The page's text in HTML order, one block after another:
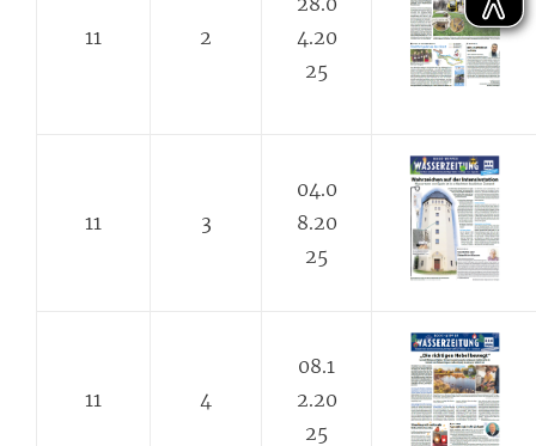
11 2
4.20
25
11 3
04.0
8.20
25
11 4
08.1
2.20
25